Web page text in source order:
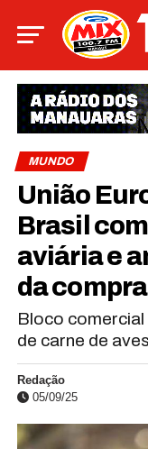
MUNDO
União
Brasil
aviária e
da
Bloco
de carne de
Redação
05/09/25